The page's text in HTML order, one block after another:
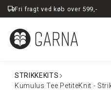
Spring
Fri fragt ved køb over 599,-
STRIKKEKITS
Kumulus Tee PetiteKnit -